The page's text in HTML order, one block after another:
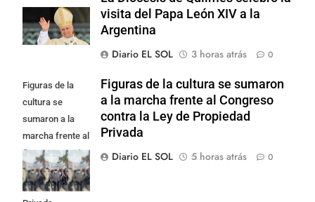
visita del Papa León XIV a la
Argentina
Diario EL SOL
3 horas atrás 0
Figuras de la
cultura se
sumaron a la
marcha frente al
Congreso contra
la Ley de
Propiedad
Figuras de la cultura se sumaron
a la marcha frente al Congreso
contra la Ley de Propiedad
Privada
Diario EL SOL
5 horas atrás 0